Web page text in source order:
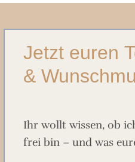
Jetzt euren
&
Ihr wollt wissen, ob
frei bin – und was